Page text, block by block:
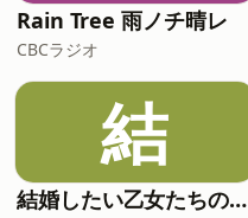
Rain Tree 雨ノチ晴レ
CBCラジオ
結
結婚したい乙女たちのアダルトーク